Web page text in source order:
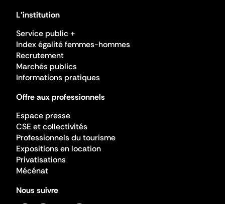
L'institution
Service public +
Index égalité femmes-hommes
Recrutement
Marchés publics
Informations pratiques
Offre aux professionnels
Espace presse
CSE et collectivités
Professionnels du tourisme
Expositions en location
Privatisations
Mécénat
Nous suivre